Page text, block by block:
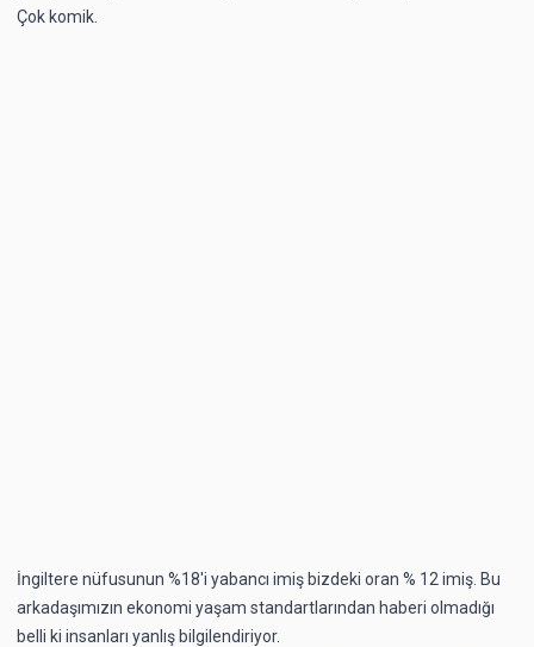
Çok komik.
İngiltere nüfusunun %18'i yabancı imiş bizdeki oran % 12 imiş. Bu
arkadaşımızın ekonomi yaşam standartlarından haberi olmadığı
belli ki insanları yanlış bilgilendiriyor.